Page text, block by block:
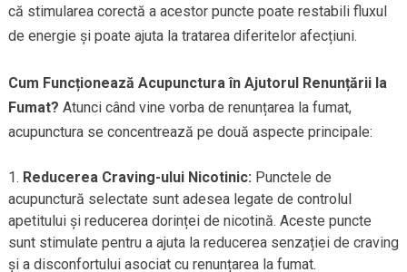
că stimularea corectă a acestor puncte poate restabili fluxul
de energie și poate ajuta la tratarea diferitelor afecțiuni.
Cum Funcționează Acupunctura în Ajutorul Renunțării la
Fumat? Atunci când vine vorba de renunțarea la fumat,
acupunctura se concentrează pe două aspecte principale:
Reducerea Craving-ului Nicotinic: Punctele de
acupunctură selectate sunt adesea legate de controlul
apetitului și reducerea dorinței de nicotină. Aceste puncte
sunt stimulate pentru a ajuta la reducerea senzației de craving
și a disconfortului asociat cu renunțarea la fumat.